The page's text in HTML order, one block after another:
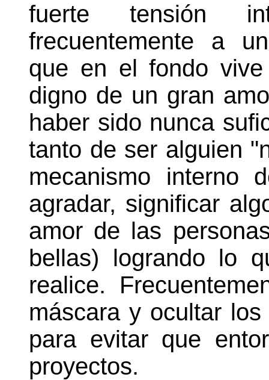
fuerte tensión
frecuentemente a
que en el fondo
digno de un gran
haber sido nunca
tanto de ser alguien
mecanismo interno
agradar, significar
amor de las
bellas) logrando lo
realice.
máscara y ocultar
para evitar que
proyectos.